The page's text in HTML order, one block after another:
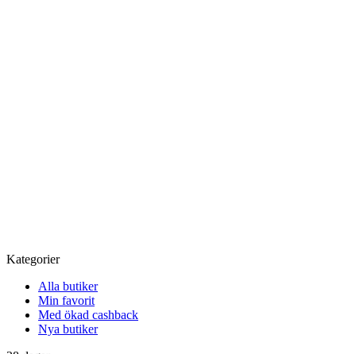
Kategorier
Alla butiker
Min favorit
Med ökad cashback
Nya butiker